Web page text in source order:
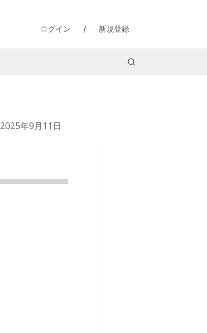
ログイン / 新規登録
2025年9月11日